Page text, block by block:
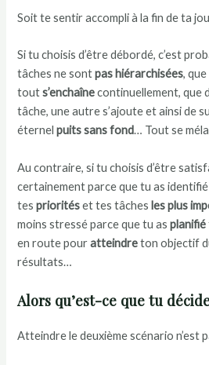
Soit te sentir accompli à la fin de ta
Si tu choisis d’être débordé, c’est
tâches ne sontpas hiérarchisées, que
touts’enchaînecontinuellement, que
tâche, une autre s’ajoute et ainsi de
éternel puits sans fond… Tout se
Au contraire, si tu choisis d’être
certainement parce que tu as
tesprioritéset tes tâches les plus
moins stressé parce que tu as planifié
en route pouratteindreton objectif
résultats…
Alors qu’est-ce que tu
Atteindre le deuxième scénario n’est